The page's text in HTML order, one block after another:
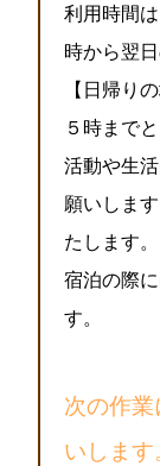
利用時間
時から翌
【日帰り
５時までと
活動や生
願いしま
たします。
宿泊の際
す。
次の作
いします